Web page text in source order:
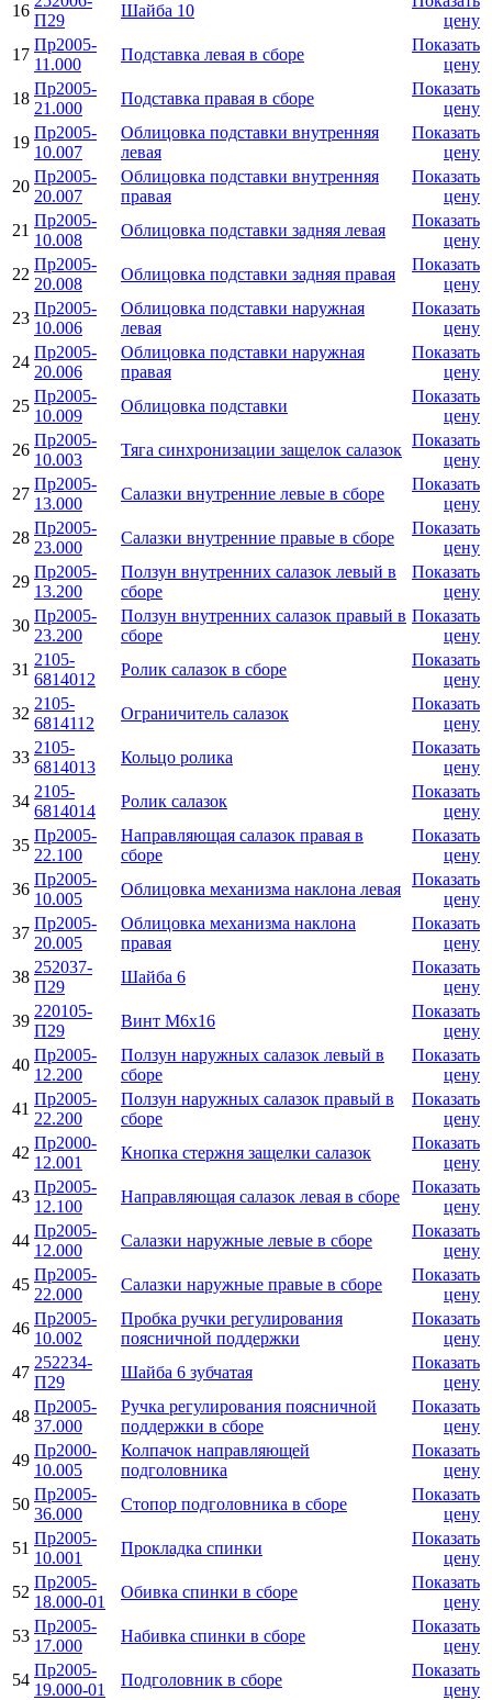
16
П29
Шайба 10
цену
17
Пр2005-
11.000
Подставка левая в сборе
Показать
цену
18
Пр2005-
21.000
Подставка правая в сборе
Показать
цену
19
Пр2005-
10.007
Облицовка подставки внутренняя
левая
Показать
цену
20
Пр2005-
20.007
Облицовка подставки внутренняя
правая
Показать
цену
21
Пр2005-
10.008
Облицовка подставки задняя левая
Показать
цену
22
Пр2005-
20.008
Облицовка подставки задняя правая
Показать
цену
23
Пр2005-
10.006
Облицовка подставки наружная
левая
Показать
цену
24
Пр2005-
20.006
Облицовка подставки наружная
правая
Показать
цену
25
Пр2005-
10.009
Облицовка подставки
Показать
цену
26
Пр2005-
10.003
Тяга синхронизации защелок салазок
Показать
цену
27
Пр2005-
13.000
Салазки внутренние левые в сборе
Показать
цену
28
Пр2005-
23.000
Салазки внутренние правые в сборе
Показать
цену
29
Пр2005-
13.200
Ползун внутренних салазок левый в
сборе
Показать
цену
30
Пр2005-
23.200
Ползун внутренних салазок правый в
сборе
Показать
цену
31
2105-
6814012
Ролик салазок в сборе
Показать
цену
32
2105-
6814112
Ограничитель салазок
Показать
цену
33
2105-
6814013
Кольцо ролика
Показать
цену
34
2105-
6814014
Ролик салазок
Показать
цену
35
Пр2005-
22.100
Направляющая салазок правая в
сборе
Показать
цену
36
Пр2005-
10.005
Облицовка механизма наклона левая
Показать
цену
37
Пр2005-
20.005
Облицовка механизма наклона
правая
Показать
цену
38
252037-
П29
Шайба 6
Показать
цену
39
220105-
П29
Винт М6х16
Показать
цену
40
Пр2005-
12.200
Ползун наружных салазок левый в
сборе
Показать
цену
41
Пр2005-
22.200
Ползун наружных салазок правый в
сборе
Показать
цену
42
Пр2000-
12.001
Кнопка стержня защелки салазок
Показать
цену
43
Пр2005-
12.100
Направляющая салазок левая в сборе
Показать
цену
44
Пр2005-
12.000
Салазки наружные левые в сборе
Показать
цену
45
Пр2005-
22.000
Салазки наружные правые в сборе
Показать
цену
46
Пр2005-
10.002
Пробка ручки регулирования
поясничной поддержки
Показать
цену
47
252234-
П29
Шайба 6 зубчатая
Показать
цену
48
Пр2005-
37.000
Ручка регулирования поясничной
поддержки в сборе
Показать
цену
49
Пр2000-
10.005
Колпачок направляющей
подголовника
Показать
цену
50
Пр2005-
36.000
Стопор подголовника в сборе
Показать
цену
51
Пр2005-
10.001
Прокладка спинки
Показать
цену
52
Пр2005-
18.000-01
Обивка спинки в сборе
Показать
цену
53
Пр2005-
17.000
Набивка спинки в сборе
Показать
цену
54
Пр2005-
19.000-01
Подголовник в сборе
Показать
цену